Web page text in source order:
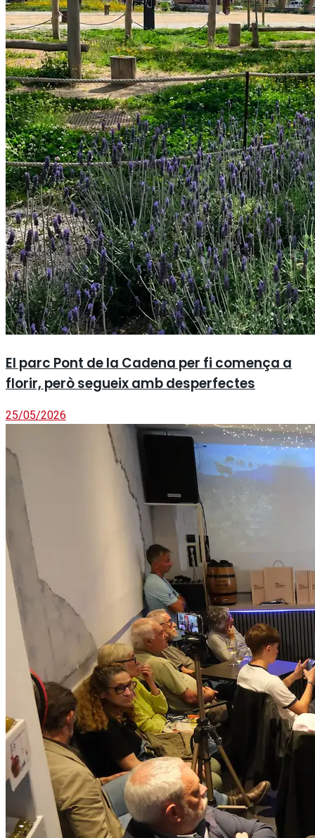
El parc Pont de la Cadena per fi comença a
florir, però segueix amb desperfectes
25/05/2026